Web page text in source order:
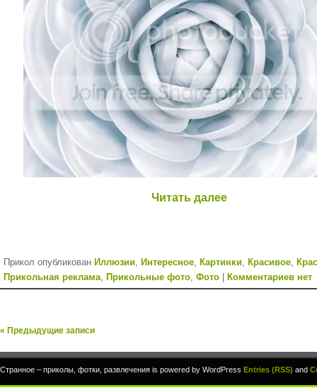
Читать далее
Прикол опубликован Иллюзии Интересное Картинки Красивое
Прикольная реклама Прикольные фото Фото | Комментариев нет
« Предыдущие записи
Странное – приколы, фотки, развлечения is powered by WordPress Entries (RSS) and